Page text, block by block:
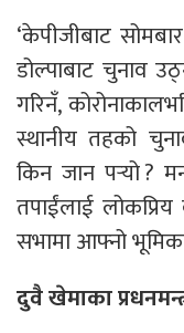
‘केपीजीबाट
डोल्पाबाट चुनाव
गरिनँ,
स्थानीय तहको
किन जान पर्‍यो ?
तपाईंलाई लोकप्रिय
सभामा आफ्नो
दुवै खेमाका